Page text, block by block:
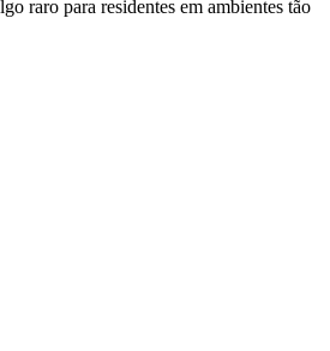
raro para residentes em ambientes tão